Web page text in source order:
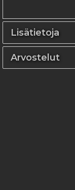
Lisätietoja
Arvostelut